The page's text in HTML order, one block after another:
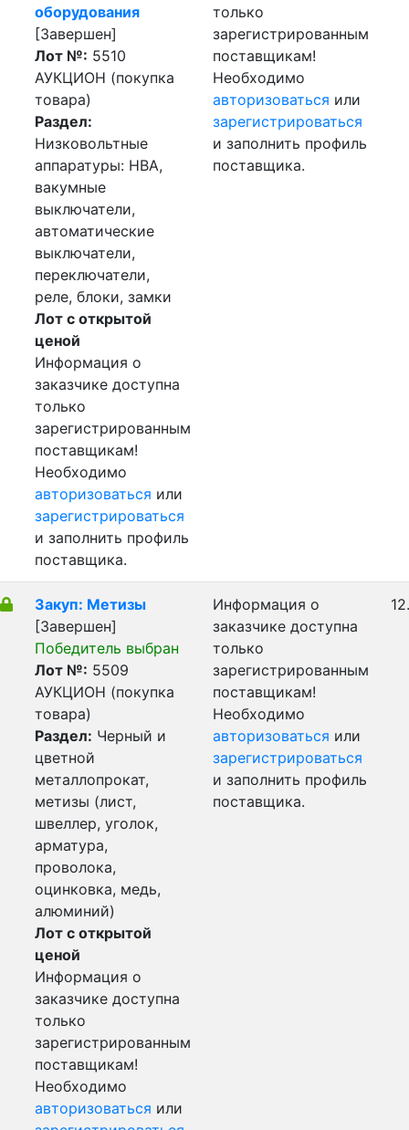
оборудования
[Завершен]
Лот №: 5510
АУКЦИОН (покупка
товара)
Раздел:
Низковольтные
аппаратуры: НВА,
вакумные
выключатели,
автоматические
выключатели,
переключатели,
реле, блоки, замки
Лот с открытой
ценой
Информация о
заказчике доступна
только
зарегистрированным
поставщикам!
Необходимо
авторизоваться или
зарегистрироваться
и заполнить профиль
поставщика.
только
зарегистрированным
поставщикам!
Необходимо
авторизоваться или
зарегистрироваться
и заполнить профиль
поставщика.
Закуп: Метизы
[Завершен]
Победитель выбран
Лот №: 5509
АУКЦИОН (покупка
товара)
Раздел: Черный и
цветной
металлопрокат,
метизы (лист,
швеллер, уголок,
арматура,
проволока,
оцинковка, медь,
алюминий)
Лот с открытой
ценой
Информация о
заказчике доступна
только
зарегистрированным
поставщикам!
Необходимо
авторизоваться или
Информация о
заказчике доступна
только
зарегистрированным
поставщикам!
Необходимо
авторизоваться или
зарегистрироваться
и заполнить профиль
поставщика.